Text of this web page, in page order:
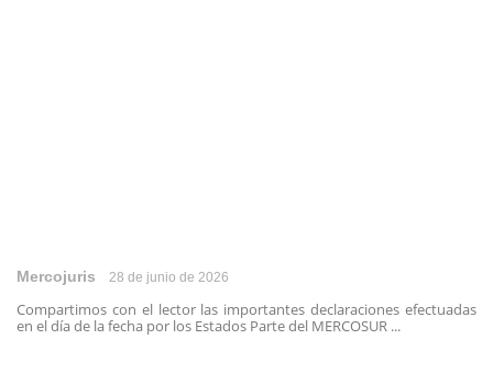
Mercojuris 28 de junio de 2026
Compartimos con el lector las importantes declaraciones efectuadas
en el día de la fecha por los Estados Parte del MERCOSUR ...